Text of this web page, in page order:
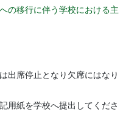
の移行に伴う学校における主
出席停止となり欠席にはなり
用紙を学校へ提出してくださ